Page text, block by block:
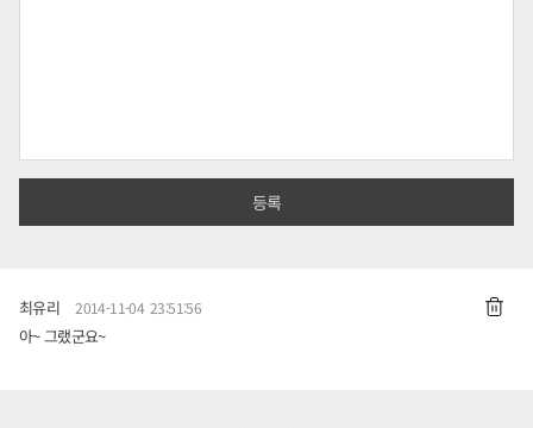
최유리 2014-11-04 23:51:56
아~ 그랬군요~